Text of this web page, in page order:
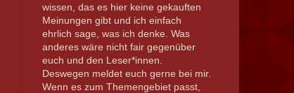
wissen, das es hier keine gekauften
Meinungen gibt und ich einfach
ehrlich sage, was ich denke. Was
anderes wäre nicht fair gegenüber
euch und den Leser*innen.
Deswegen meldet euch gerne bei mir.
Wenn es zum Themengebiet passt,